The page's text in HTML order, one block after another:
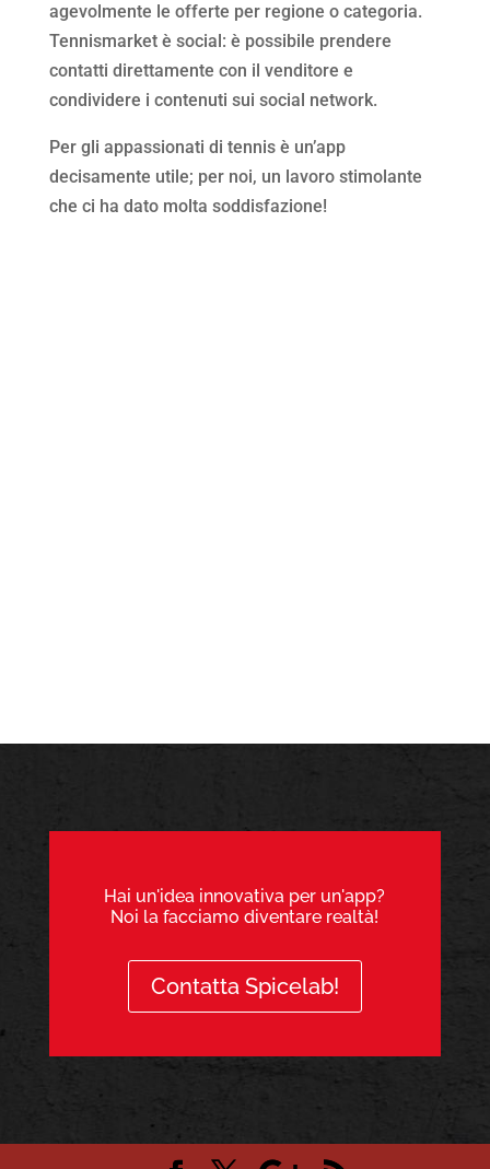
agevolmente le offerte per regione o categoria.
Tennismarket è social: è possibile prendere
contatti direttamente con il venditore e
condividere i contenuti sui social network.
Per gli appassionati di tennis è un’app
decisamente utile; per noi, un lavoro stimolante
che ci ha dato molta soddisfazione!
Hai un'idea innovativa per un'app?
Noi la facciamo diventare realtà!
Contatta Spicelab!